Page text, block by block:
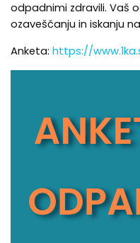
odpadnimi zdravili. Vaš
ozaveščanju in iskanju
Anketa: https://